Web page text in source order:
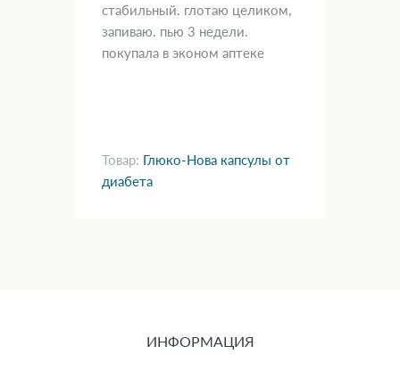
стабильный. глотаю целиком,
запиваю. пью 3 недели.
покупала в эконом аптеке
Товар: Глюко-Нова капсулы от
диабета
ИНФОРМАЦИЯ